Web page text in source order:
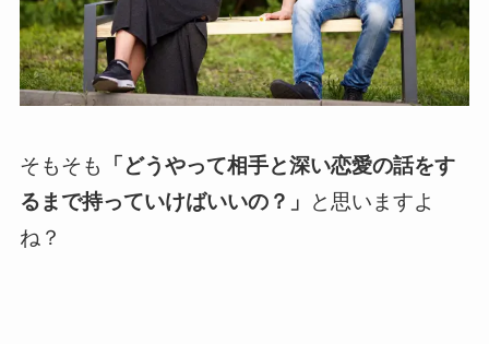
そもそも
「どうやって相手と深い恋愛の話をす
るまで持っていけばいいの？」
と思いますよ
ね？